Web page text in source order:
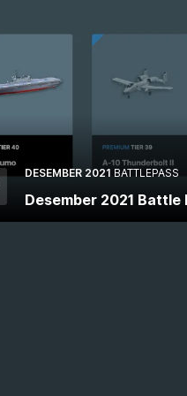
DESEMBER 2021 BATTLEPASS
Desember 2021 Battle